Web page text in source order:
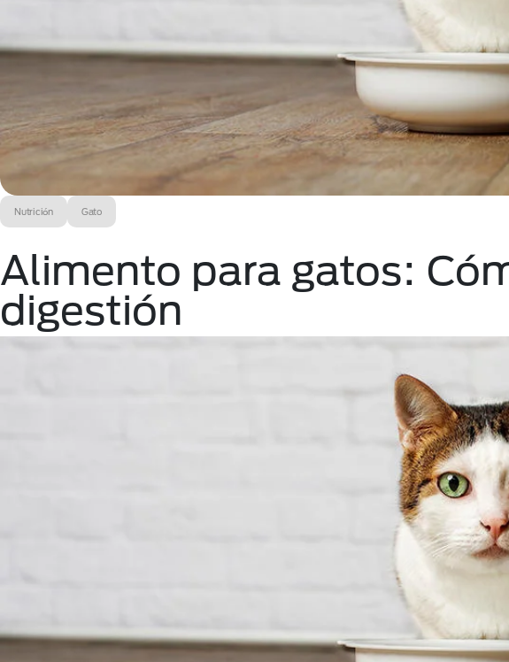
Nutrición Gato
Alimento para gatos:
digestión